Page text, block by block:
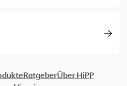
RatgeberÜber HiPP